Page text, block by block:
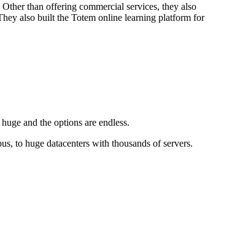
than offering commercial services, they also
also built the Totem online learning platform for
and the options are endless.
to huge datacenters with thousands of servers.